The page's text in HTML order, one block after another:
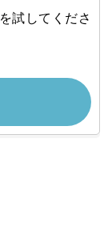
を試してくださ